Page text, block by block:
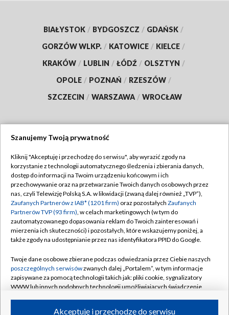
BIAŁYSTOK / BYDGOSZCZ / GDAŃSK /
GORZÓW WLKP. / KATOWICE / KIELCE /
KRAKÓW / LUBLIN / ŁÓDŹ / OLSZTYN /
OPOLE / POZNAŃ / RZESZÓW /
SZCZECIN / WARSZAWA / WROCŁAW
TVP
Abonament TVP
Emisja w TVP
Centrum informacji TVP
Naziemna Telewizja Cyfrowa
Rada Programowa
System NOS
Informacje o nadawcy
Regulamin TVP
Polityka prywatności
Moje zgody
Pomoc
Kontakt
Kanały
Szanujemy Twoją prywatność
Kliknij "Akceptuję i przechodzę do serwisu", aby wyrazić zgody na
korzystanie z technologii automatycznego śledzenia i zbierania danych,
dostęp do informacji na Twoim urządzeniu końcowym i ich
przechowywanie oraz na przetwarzanie Twoich danych osobowych przez
nas, czyli Telewizję Polską S.A. w likwidacji (zwaną dalej również „TVP”),
Zaufanych Partnerów z IAB* (1201 firm) oraz pozostałych Zaufanych
Partnerów TVP (93 firm), w celach marketingowych (w tym do
zautomatyzowanego dopasowania reklam do Twoich zainteresowań i
mierzenia ich skuteczności) i pozostałych, które wskazujemy poniżej, a
także zgody na udostępnianie przez nas identyfikatora PPID do Google.
Twoje dane osobowe zbierane podczas odwiedzania przez Ciebie naszych
poszczególnych serwisówzwanych dalej „Portalem”, w tym informacje
zapisywane za pomocą technologii takich jak: pliki cookie, sygnalizatory
WWW lub innych podobnych technologii umożliwiających świadczenie
Akceptuję i przechodzę do serwisu